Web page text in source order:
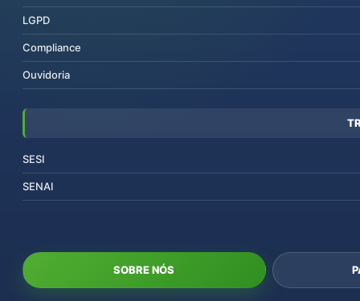
LGPD
Compliance
Ouvidoria
SESI
SENAI
SOBRE NÓS